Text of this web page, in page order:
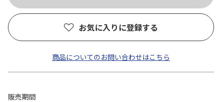
お気に入りに登録する
商品についてのお問い合わせはこちら
販売期間